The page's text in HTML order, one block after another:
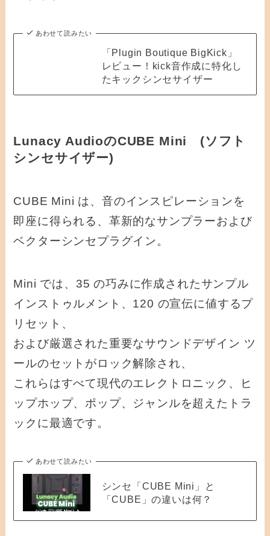
あわせて読みたい
「Plugin Boutique BigKick」
レビュー！kick音作成に特化し
たキックシンセサイザー
Lunacy AudioのCUBE Mini (ソフト
シンセサイザー)
CUBE Mini は、音のインスピレーションを
即座に得られる、革新的なサンプラーおよび
ベクターシンセプラグイン。
Mini では、35 の巧みに作成されたサンプル
インストゥルメント、120 の宣伝に値するプ
リセット、
および厳選された重要なサウンドデザイン ツ
ールのセットがロック解除され、
これらはすべて現代のエレクトロニック、ヒ
ップホップ、ポップ、ジャンルを超えたトラ
ックに最適です。
あわせて読みたい
シンセ「CUBE Mini」と
「CUBE」の違いは何？